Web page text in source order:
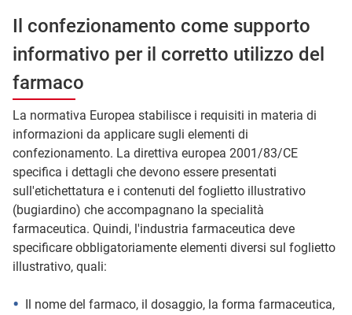
Il confezionamento come supporto
informativo per il corretto utilizzo del
farmaco
La normativa Europea stabilisce i requisiti in materia di
informazioni da applicare sugli elementi di
confezionamento. La direttiva europea 2001/83/CE
specifica i dettagli che devono essere presentati
sull'etichettatura e i contenuti del foglietto illustrativo
(bugiardino) che accompagnano la specialità
farmaceutica. Quindi, l'industria farmaceutica deve
specificare obbligatoriamente elementi diversi sul foglietto
illustrativo, quali:
Il nome del farmaco, il dosaggio, la forma farmaceutica,